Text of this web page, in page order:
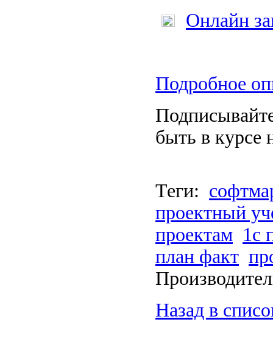
Онлайн
Подробное
быть в курсе
Теги:
проектный
проектам 1с
план факт
Назад в